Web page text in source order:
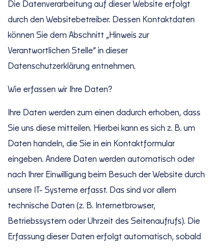
Die Datenverarbeitung auf dieser Website erfolgt
durch den Websitebetreiber. Dessen Kontaktdaten
können Sie dem Abschnitt „Hinweis zur
Verantwortlichen Stelle“ in dieser
Datenschutzerklärung entnehmen.
Wie erfassen wir Ihre Daten?
Ihre Daten werden zum einen dadurch erhoben, dass
Sie uns diese mitteilen. Hierbei kann es sich z. B. um
Daten handeln, die Sie in ein Kontaktformular
eingeben. Andere Daten werden automatisch oder
nach Ihrer Einwilligung beim Besuch der Website durch
unsere IT- Systeme erfasst. Das sind vor allem
technische Daten (z. B. Internetbrowser,
Betriebssystem oder Uhrzeit des Seitenaufrufs). Die
Erfassung dieser Daten erfolgt automatisch, sobald